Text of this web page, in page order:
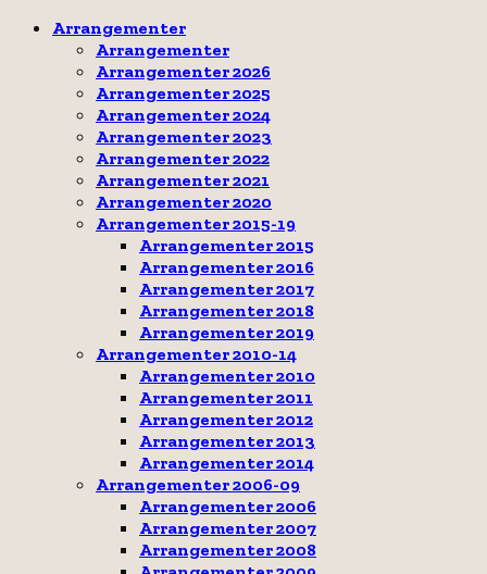
Arrangementer
Arrangementer
Arrangementer 2026
Arrangementer 2025
Arrangementer 2024
Arrangementer 2023
Arrangementer 2022
Arrangementer 2021
Arrangementer 2020
Arrangementer 2015-19
Arrangementer 2015
Arrangementer 2016
Arrangementer 2017
Arrangementer 2018
Arrangementer 2019
Arrangementer 2010-14
Arrangementer 2010
Arrangementer 2011
Arrangementer 2012
Arrangementer 2013
Arrangementer 2014
Arrangementer 2006-09
Arrangementer 2006
Arrangementer 2007
Arrangementer 2008